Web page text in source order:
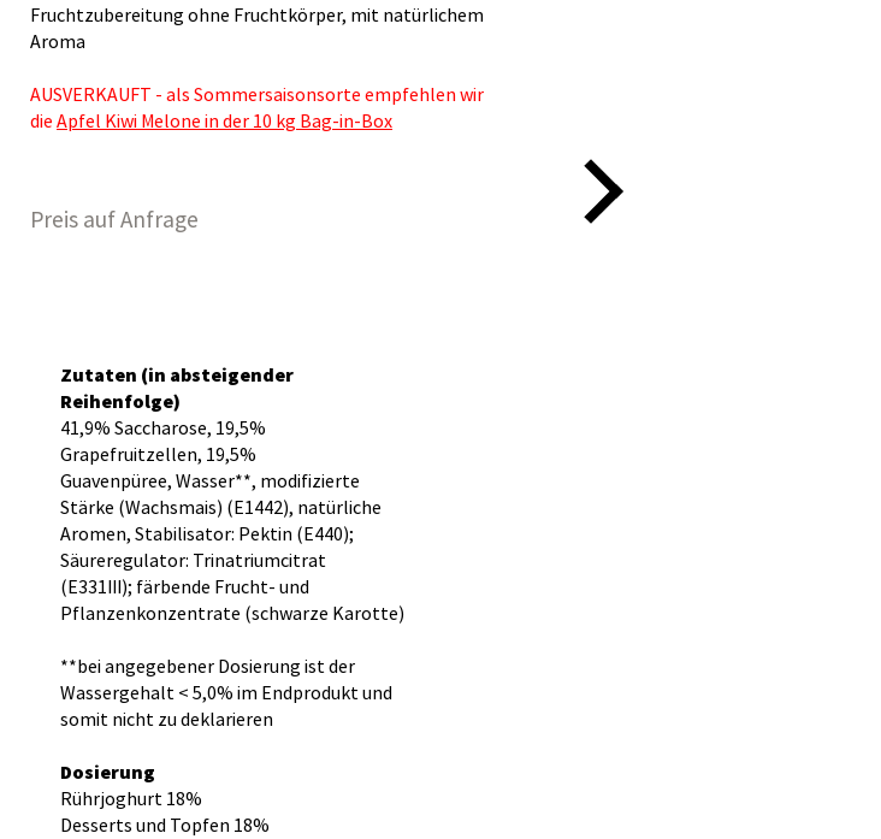
Fruchtzubereitung ohne Fruchtkörper, mit natürlichem
Aroma
AUSVERKAUFT - als Sommersaisonsorte empfehlen wir
die Apfel Kiwi Melone in der 10 kg Bag-in-Box
Preis auf Anfrage
Zutaten (in absteigender
Reihenfolge)
41,9% Saccharose, 19,5%
Grapefruitzellen, 19,5%
Guavenpüree, Wasser**, modifizierte
Stärke (Wachsmais) (E1442), natürliche
Aromen, Stabilisator: Pektin (E440);
Säureregulator: Trinatriumcitrat
(E331III); färbende Frucht- und
Pflanzenkonzentrate (schwarze Karotte)
**bei angegebener Dosierung ist der
Wassergehalt < 5,0% im Endprodukt und
somit nicht zu deklarieren
Dosierung
Rührjoghurt 18%
Desserts und Topfen 18%